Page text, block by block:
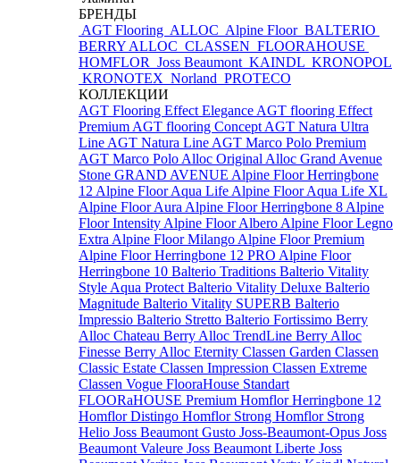
БРЕНДЫ
AGT Flooring ALLOC Alpine Floor BALTERIO
BERRY ALLOC CLASSEN FLOORAHOUSE
HOMFLOR Joss Beaumont KAINDL KRONOPOL
KRONOTEX Norland PROTECO
КОЛЛЕКЦИИ
AGT Flooring Effect Elegance AGT flooring Effect
Premium AGT flooring Concept AGT Natura Ultra
Line AGT Natura Line AGT Marco Polo Premium
AGT Marco Polo Alloc Original Alloc Grand Avenue
Stone GRAND AVENUE Alpine Floor Herringbone
12 Alpine Floor Aqua Life Alpine Floor Aqua Life XL
Alpine Floor Aura Alpine Floor Herringbone 8 Alpine
Floor Intensity Alpine Floor Albero Alpine Floor Legno
Extra Alpine Floor Milango Alpine Floor Premium
Alpine Floor Herringbone 12 PRO Alpine Floor
Herringbone 10 Balterio Traditions Balterio Vitality
Style Aqua Protect Balterio Vitality Deluxe Balterio
Magnitude Balterio Vitality SUPERB Balterio
Impressio Balterio Stretto Balterio Fortissimo Berry
Alloc Chateau Berry Alloc TrendLine Berry Alloc
Finesse Berry Alloc Eternity Classen Garden Classen
Classic Estate Classen Impression Classen Extreme
Classen Vogue FlooraHouse Standart
FLOORaHOUSE Premium Homflor Herringbone 12
Homflor Distingo Homflor Strong Homflor Strong
Helio Joss Beaumont Gusto Joss-Beaumont-Opus Joss
Beaumont Valeure Joss Beaumont Liberte Joss